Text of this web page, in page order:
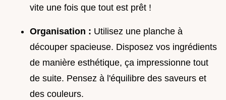
vite une fois que tout est prêt !
Organisation : Utilisez une planche à
découper spacieuse. Disposez vos ingrédients
de manière esthétique, ça impressionne tout
de suite. Pensez à l'équilibre des saveurs et
des couleurs.